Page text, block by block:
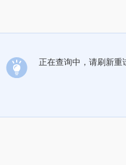
正在查询中，请刷新重